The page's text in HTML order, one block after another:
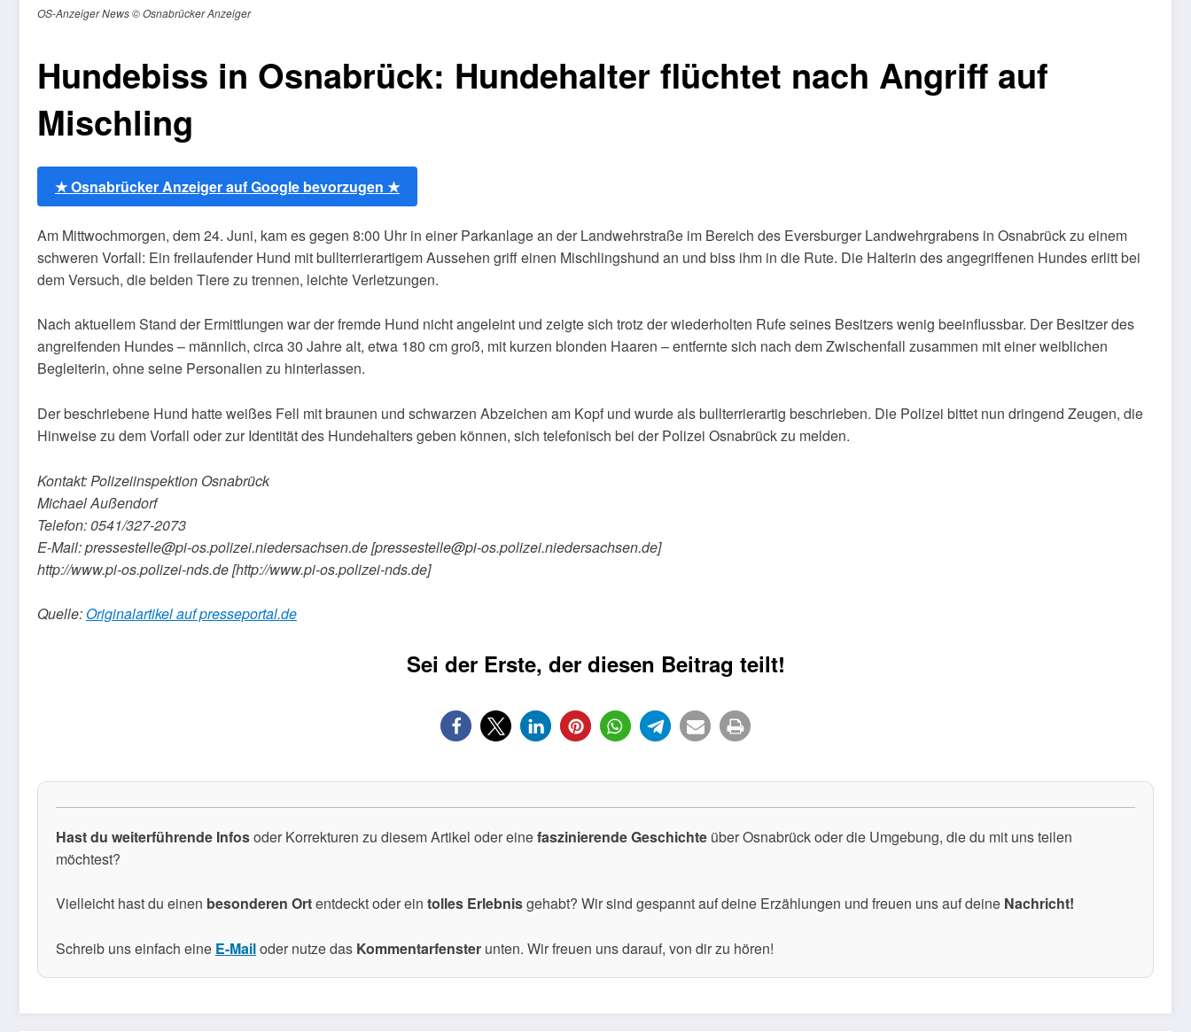
OS-Anzeiger News © Osnabrücker Anzeiger
Hundebiss in Osnabrück: Hundehalter flüchtet nach Angriff auf
Mischling
★ Osnabrücker Anzeiger auf Google bevorzugen ★
Am Mittwochmorgen, dem 24. Juni, kam es gegen 8:00 Uhr in einer Parkanlage an der Landwehrstraße im Bereich des Eversburger Landwehrgrabens in Osnabrück zu einem
schweren Vorfall: Ein freilaufender Hund mit bullterrierartigem Aussehen griff einen Mischlingshund an und biss ihm in die Rute. Die Halterin des angegriffenen Hundes erlitt bei
dem Versuch, die beiden Tiere zu trennen, leichte Verletzungen.
Nach aktuellem Stand der Ermittlungen war der fremde Hund nicht angeleint und zeigte sich trotz der wiederholten Rufe seines Besitzers wenig beeinflussbar. Der Besitzer des
angreifenden Hundes – männlich, circa 30 Jahre alt, etwa 180 cm groß, mit kurzen blonden Haaren – entfernte sich nach dem Zwischenfall zusammen mit einer weiblichen
Begleiterin, ohne seine Personalien zu hinterlassen.
Der beschriebene Hund hatte weißes Fell mit braunen und schwarzen Abzeichen am Kopf und wurde als bullterrierartig beschrieben. Die Polizei bittet nun dringend Zeugen, die
Hinweise zu dem Vorfall oder zur Identität des Hundehalters geben können, sich telefonisch bei der Polizei Osnabrück zu melden.
Kontakt: Polizeiinspektion Osnabrück
Michael Außendorf
Telefon: 0541/327-2073
E-Mail: pressestelle@pi-os.polizei.niedersachsen.de [pressestelle@pi-os.polizei.niedersachsen.de]
http://www.pi-os.polizei-nds.de [http://www.pi-os.polizei-nds.de]
Quelle:Originalartikel auf presseportal.de
Sei der Erste, der diesen Beitrag teilt!
Hast du weiterführende Infosoder Korrekturen zu diesem Artikel oder einefaszinierende Geschichte über Osnabrück oder die Umgebung, die du mit uns teilen
möchtest?
Vielleicht hast du einen besonderen Ortentdeckt oder ein tolles Erlebnisgehabt? Wir sind gespannt auf deine Erzählungen und freuen uns auf deine Nachricht!
Schreib uns einfach eine E-Mailoder nutze das Kommentarfenster unten. Wir freuen uns darauf, von dir zu hören!